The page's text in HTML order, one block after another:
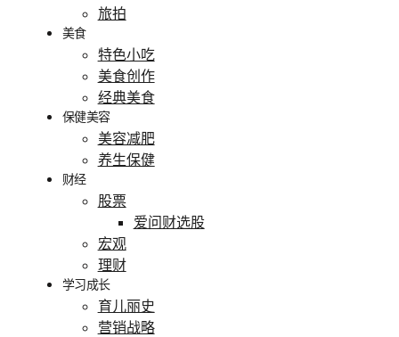
旅拍
美食
特色小吃
美食创作
经典美食
保健美容
美容减肥
养生保健
财经
股票
爱问财选股
宏观
理财
学习成长
育儿丽史
营销战略